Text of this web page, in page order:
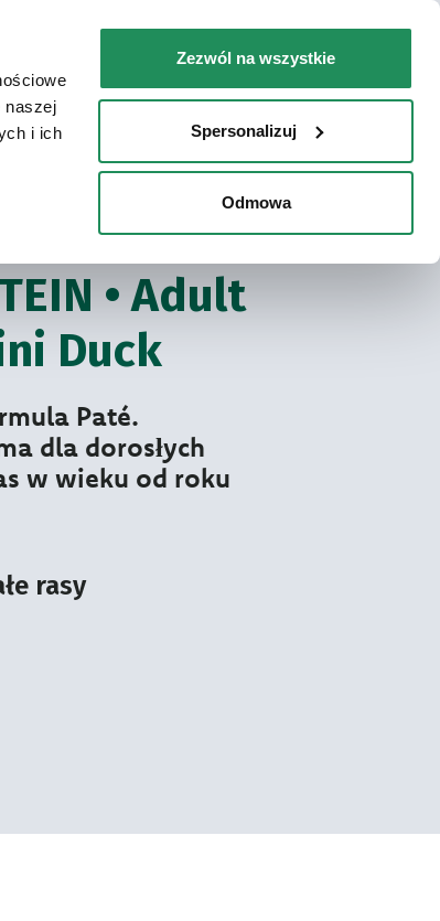
naszej
i ich
Zezwól na wszystkie
Spersonalizuj
Odmowa
Skontaktuj się z nami
/ LOKALIZATOR SKLEPÓW
• Adult
Duck
Paté.
dla dorosłych
w wieku od roku
rasy